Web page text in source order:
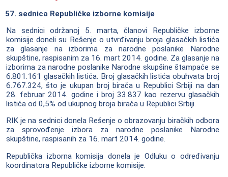
57. sednica Republičke izborne komisije
Na sednici održanoj 5. marta, članovi Republičke izborne
komisije doneli su Rešenje o utvrđivanju broja glasačkih listića
za glasanje na izborima za narodne poslanike Narodne
skupštine, raspisanim za 16. mart 2014. godine. Za glasanje na
izborima za narodne poslanike Narodne skupšine štampaće se
6.801.161 glasačkih listića. Broj glasačkih listića obuhvata broj
6.767.324, što je ukupan broj birača u Republici Srbiji na dan
28. februar 2014. godine i broj 33.837 kao rezervu glasačkih
listića od 0,5% od ukupnog broja birača u Republici Srbiji.
RIK je na sednici donela Rešenje o obrazovanju biračkih odbora
za sprovođenje izbora za narodne poslanike Narodne
skupštine, raspisanih za 16. mart 2014. godine.
Republička izborna komisija donela je Odluku o određivanju
koordinatora Republičke izborne komisije.